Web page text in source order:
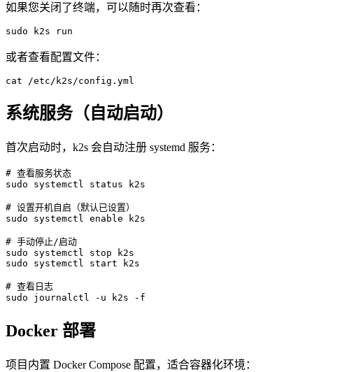
如果您关闭了终端，可以随时再次查看：
或者查看配置文件：
系统服务（自动启动）
首次启动时，k2s 会自动注册 systemd 服务：
# 查看服务状态
sudo systemctl status k2s
# 设置开机自启（默认已设置）
sudo systemctl enable k2s
# 手动停止/启动
sudo systemctl stop k2s
sudo systemctl start k2s
# 查看日志
Docker 部署
项目内置 Docker Compose 配置，适合容器化环境：